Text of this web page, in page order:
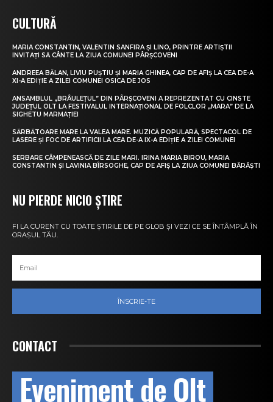
CULTURĂ
MARIA CONSTANTIN, VALENTIN SANFIRA ȘI LINO, PRINTRE ARTIȘTII
INVITAȚI SĂ CÂNTE LA ZIUA COMUNEI PÂRȘCOVENI
ANDREEA BĂLAN, LIVIU PUȘTIU ȘI MARIA GHINEA, CAP DE AFIȘ LA CEA DE-A
XI-A EDIȚIE A ZILEI COMUNEI OSICA DE JOS
ANSAMBLUL „BRÂULEȚUL” DIN PÂRȘCOVENI A REPREZENTAT CU CINSTE
JUDEȚUL OLT LA FESTIVALUL INTERNAȚIONAL DE FOLCLOR „MARA” DE LA
SIGHETU MARMAȚIEI
SĂRBĂTOARE MARE LA VALEA MARE. MUZICĂ POPULARĂ, SPECTACOL DE
LASERE ȘI FOC DE ARTIFICII LA CEA DE-A IX-A EDIȚIE A ZILEI COMUNEI
SERBARE CÂMPENEASCĂ DE ZILE MARI. IRINA MARIA BIROU, MARIA
CONSTANTIN ȘI LAVINIA BÎRSOGHE, CAP DE AFIȘ LA ZIUA COMUNEI BĂRĂȘTI
NU PIERDE NICIO ȘTIRE
FI LA CURENT CU TOATE ȘTIRILE DE PE GLOB ȘI VEZI CE SE ÎNTÂMPLĂ ÎN
ORAȘUL TĂU.
ÎNSCRIE-TE
CONTACT
Eveniment de Olt